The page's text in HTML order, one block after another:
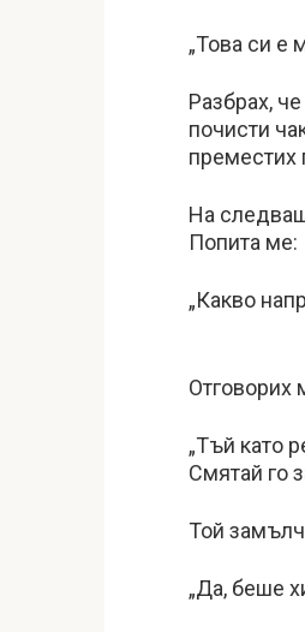
„Това си е
Разбрах,
почисти
преместих
На
Попита ме:
„Какво
Отговорих
„Тъй като
Смятай го
Той
„Да, беше